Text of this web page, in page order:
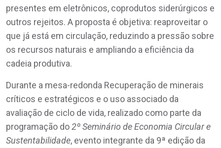
presentes em eletrônicos, coprodutos siderúrgicos e
outros rejeitos. A proposta é objetiva: reaproveitar o
que já está em circulação, reduzindo a pressão sobre
os recursos naturais e ampliando a eficiência da
cadeia produtiva.
Durante a mesa-redonda Recuperação de minerais
críticos e estratégicos e o uso associado da
avaliação de ciclo de vida, realizado como parte da
programação do2º Seminário de Economia Circular e
Sustentabilidade, evento integrante da 9ª edição da